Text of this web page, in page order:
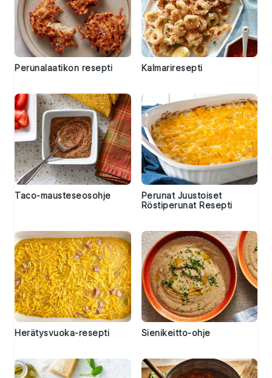
Perunalaatikon resepti Kalmariresepti
Taco-mausteseosohje
Perunat Juustoiset
Röstiperunat Resepti
Herätysvuoka-resepti Sienikeitto-ohje